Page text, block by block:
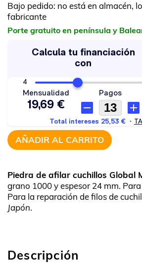
Bajo pedido: no está en almacén,
fabricante
Porte gratuito en península y
AÑADIR AL CARRITO
Piedra de afilar cuchillos Global
grano 1000 y espesor 24 mm.
Para la reparación de filos de
Japón.
Descripción